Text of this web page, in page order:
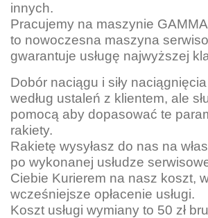
innych.
Pracujemy na maszynie
to nowoczesna maszyna
gwarantuje usługę najwyższej
Dobór naciągu i siły
według ustaleń z klientem, ale
pomocą aby dopasować te
rakiety.
Rakietę wysyłasz do nas na
po wykonanej usłudze
Ciebie Kurierem na nasz koszt,
wcześniejsze opłacenie usługi.
Koszt usługi wymiany to 50 zł